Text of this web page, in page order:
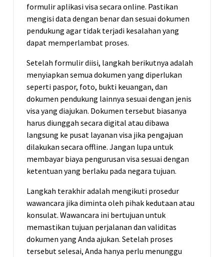
formulir aplikasi visa secara online. Pastikan
mengisi data dengan benar dan sesuai dokumen
pendukung agar tidak terjadi kesalahan yang
dapat memperlambat proses.
Setelah formulir diisi, langkah berikutnya adalah
menyiapkan semua dokumen yang diperlukan
seperti paspor, foto, bukti keuangan, dan
dokumen pendukung lainnya sesuai dengan jenis
visa yang diajukan. Dokumen tersebut biasanya
harus diunggah secara digital atau dibawa
langsung ke pusat layanan visa jika pengajuan
dilakukan secara offline. Jangan lupa untuk
membayar biaya pengurusan visa sesuai dengan
ketentuan yang berlaku pada negara tujuan.
Langkah terakhir adalah mengikuti prosedur
wawancara jika diminta oleh pihak kedutaan atau
konsulat. Wawancara ini bertujuan untuk
memastikan tujuan perjalanan dan validitas
dokumen yang Anda ajukan. Setelah proses
tersebut selesai, Anda hanya perlu menunggu